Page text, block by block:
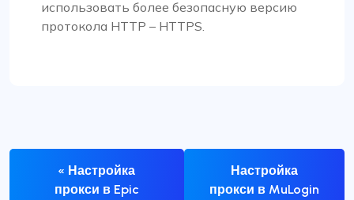
использовать более безопасную версию
протокола HTTP – HTTPS.
« Настройка
прокси в Epic
Настройка
прокси в MuLogin